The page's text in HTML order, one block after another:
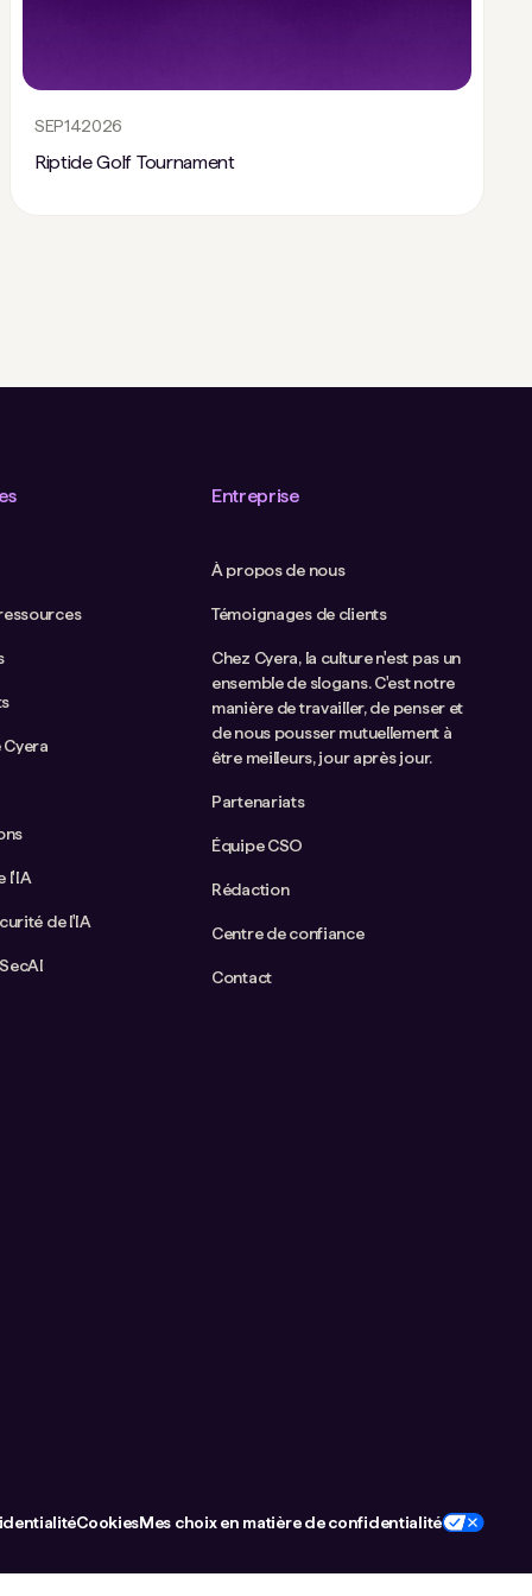
SEP142026
Riptide Golf Tournament
l'IA
de l'IA
Entreprise
À propos de nous
Témoignages de clients
Chez Cyera, la culture n'est pas un
ensemble de slogans. C'est notre
manière de travailler, de penser et
de nous pousser mutuellement à
être meilleurs, jour après jour.
Partenariats
Équipe CSO
Rédaction
Centre de confiance
Contact
CookiesMes choix en matière de confidentialité